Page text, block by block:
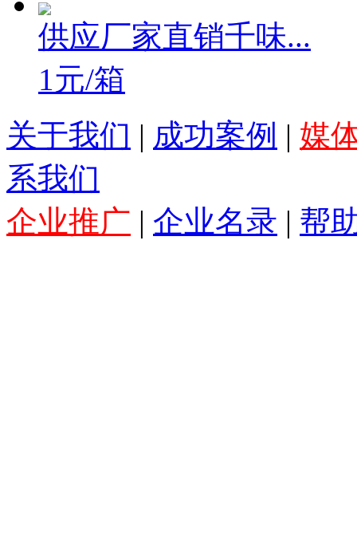
供应厂家直销千味...
1元/箱
关于我们 | 成功案例 | 媒
系我们
企业推广 | 企业名录 | 帮